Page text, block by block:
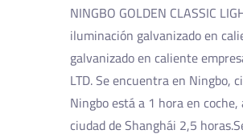
NINGBO GOLDEN CLASSIC
iluminación galvanizado en
galvanizado en caliente
LTD. Se encuentra en Ningbo,
Ningbo está a 1 hora en
ciudad de Shanghái 2,5